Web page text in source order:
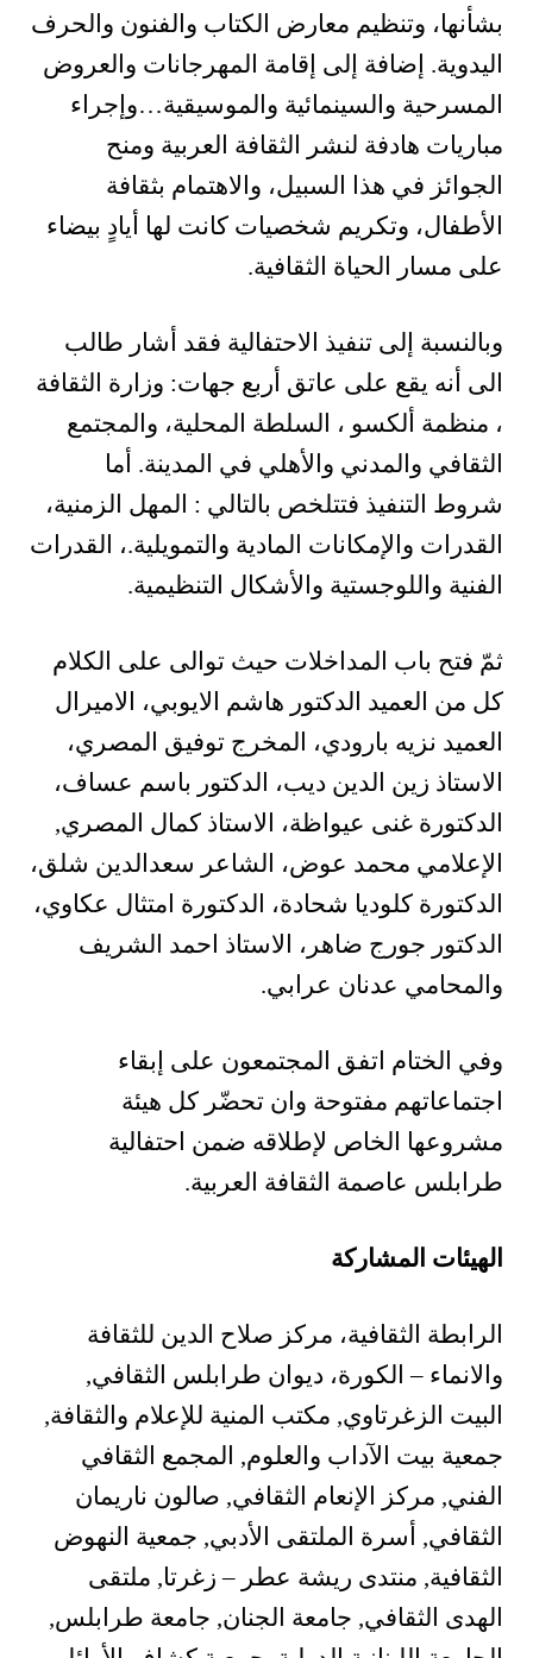
بشأنها، وتنظيم معارض الكتاب والفنون والحرف
اليدوية. إضافة إلى إقامة المهرجانات والعروض
المسرحية والسينمائية والموسيقية…وإجراء
مباريات هادفة لنشر الثقافة العربية ومنح
الجوائز في هذا السبيل، والاهتمام بثقافة
الأطفال، وتكريم شخصيات كانت لها أيادٍ بيضاء
على مسار الحياة الثقافية.
وبالنسبة إلى تنفيذ الاحتفالية فقد أشار طالب
الى أنه يقع على عاتق أربع جهات: وزارة الثقافة
، منظمة ألكسو ، السلطة المحلية، والمجتمع
الثقافي والمدني والأهلي في المدينة. أما
شروط التنفيذ فتتلخص بالتالي : المهل الزمنية،
القدرات والإمكانات المادية والتمويلية.، القدرات
الفنية واللوجستية والأشكال التنظيمية.
ثمّ فتح باب المداخلات حيث توالى على الكلام
كل من العميد الدكتور هاشم الايوبي، الاميرال
العميد نزيه بارودي، المخرج توفيق المصري،
الاستاذ زين الدين ديب، الدكتور باسم عساف،
الدكتورة غنى عيواظة، الاستاذ كمال المصري,
الإعلامي محمد عوض، الشاعر سعدالدين شلق،
الدكتورة كلوديا شحادة، الدكتورة امتثال عكاوي،
الدكتور جورج ضاهر، الاستاذ احمد الشريف
والمحامي عدنان عرابي.
وفي الختام اتفق المجتمعون على إبقاء
اجتماعاتهم مفتوحة وان تحضّر كل هيئة
مشروعها الخاص لإطلاقه ضمن احتفالية
طرابلس عاصمة الثقافة العربية.
الهيئات المشاركة
الرابطة الثقافية، مركز صلاح الدين للثقافة
والانماء – الكورة، ديوان طرابلس الثقافي,
البيت الزغرتاوي, مكتب المنية للإعلام والثقافة,
جمعية بيت الآداب والعلوم, المجمع الثقافي
الفني, مركز الإنعام الثقافي, صالون ناريمان
الثقافي, أسرة الملتقى الأدبي, جمعية النهوض
الثقافية, منتدى ريشة عطر – زغرتا, ملتقى
الهدى الثقافي, جامعة الجنان, جامعة طرابلس,